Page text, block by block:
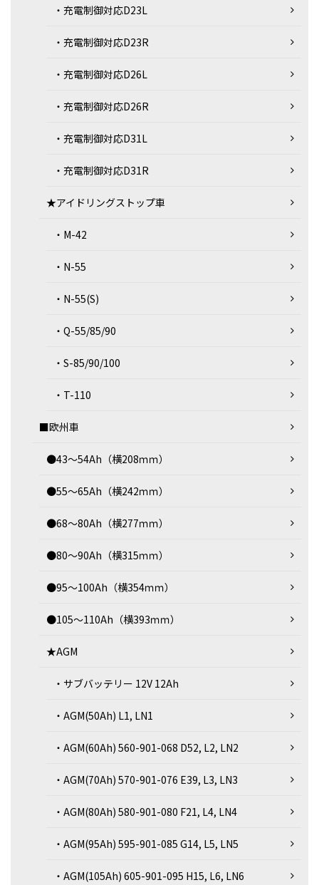
・充電制御対応D23L
・充電制御対応D23R
・充電制御対応D26L
・充電制御対応D26R
・充電制御対応D31L
・充電制御対応D31R
★アイドリングストップ車
・M-42
・N-55
・N-55(S)
・Q-55/85/90
・S-85/90/100
・T-110
■欧州車
●43～54Ah（横208ｍｍ）
●55～65Ah（横242ｍｍ）
●68～80Ah（横277ｍｍ）
●80～90Ah（横315ｍｍ）
●95～100Ah（横354ｍｍ）
●105～110Ah（横393ｍｍ）
★AGM
・サブバッテリー 12V 12Ah
・AGM(50Ah) L1, LN1
・AGM(60Ah) 560-901-068 D52, L2, LN2
・AGM(70Ah) 570-901-076 E39, L3, LN3
・AGM(80Ah) 580-901-080 F21, L4, LN4
・AGM(95Ah) 595-901-085 G14, L5, LN5
・AGM(105Ah) 605-901-095 H15, L6, LN6